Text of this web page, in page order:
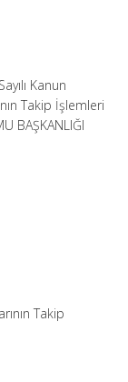
Kanun
Takip İşlemleri
BAŞKANLIĞI
Takip